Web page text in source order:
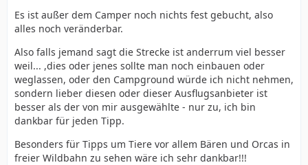
Es ist außer dem Camper noch nichts fest gebucht, also
alles noch veränderbar.
Also falls jemand sagt die Strecke ist anderrum viel besser
weil... ,dies oder jenes sollte man noch einbauen oder
weglassen, oder den Campground würde ich nicht nehmen,
sondern lieber diesen oder dieser Ausflugsanbieter ist
besser als der von mir ausgewählte - nur zu, ich bin
dankbar für jeden Tipp.
Besonders für Tipps um Tiere vor allem Bären und Orcas in
freier Wildbahn zu sehen wäre ich sehr dankbar!!!